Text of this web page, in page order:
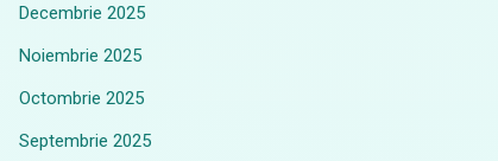
Decembrie 2025
Noiembrie 2025
Octombrie 2025
Septembrie 2025